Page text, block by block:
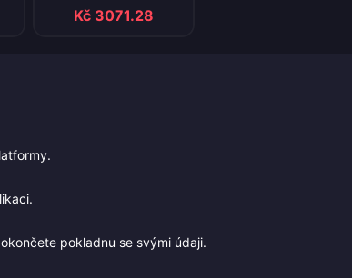
Kč 3071.28
pokladnu se svými údaji.